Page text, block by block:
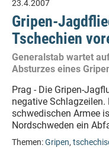
23.4.2007
Gripen-
Tschechien
Generalstab wartet
Absturzes eines
Prag - Die Gripen-
negative Schlagzeilen.
schwedischen Armee
Nordschweden ein
Themen:Gripen,